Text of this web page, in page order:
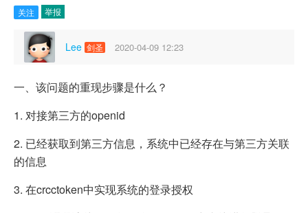
关注
举报
Lee 剑圣 2020-04-09 12:23
一、该问题的重现步骤是什么？
1. 对接第三方的openid
2. 已经获取到第三方信息，系统中已经存在与第三方关联
的信息
3. 在crcctoken中实现系统的登录授权